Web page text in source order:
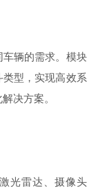
辆的需求。模块
型，实现高效系
决方案。
光雷达、摄像头